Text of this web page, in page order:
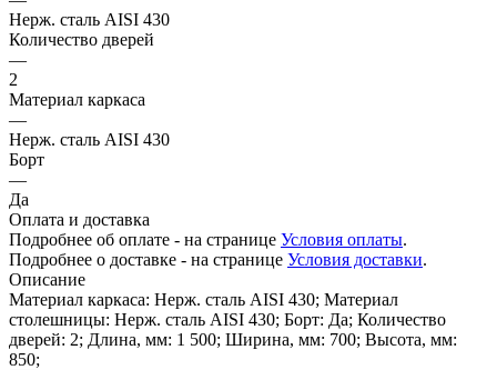
Нерж. сталь AISI 430
Количество дверей
—
2
Материал каркаса
—
Нерж. сталь AISI 430
Борт
—
Да
Оплата и доставка
Подробнее об оплате - на странице Условия оплаты.
Подробнее о доставке - на странице Условия доставки.
Описание
Материал каркаса: Нерж. сталь AISI 430; Материал
столешницы: Нерж. сталь AISI 430; Борт: Да; Количество
дверей: 2; Длина, мм: 1 500; Ширина, мм: 700; Высота, мм:
850;